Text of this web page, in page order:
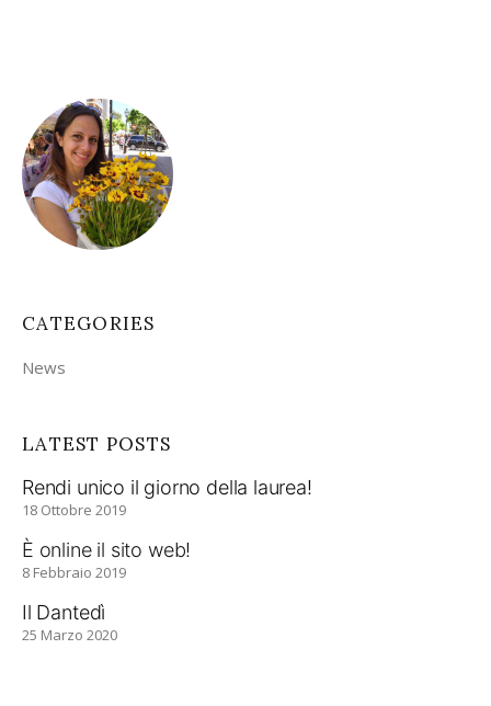
CATEGORIES
News
LATEST POSTS
Rendi unico il giorno della laurea!
18 Ottobre 2019
È online il sito web!
8 Febbraio 2019
Il Dantedì
25 Marzo 2020